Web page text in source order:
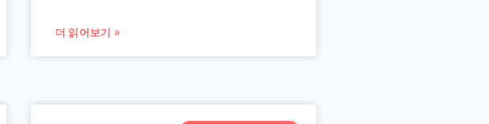
더 읽어보기 »